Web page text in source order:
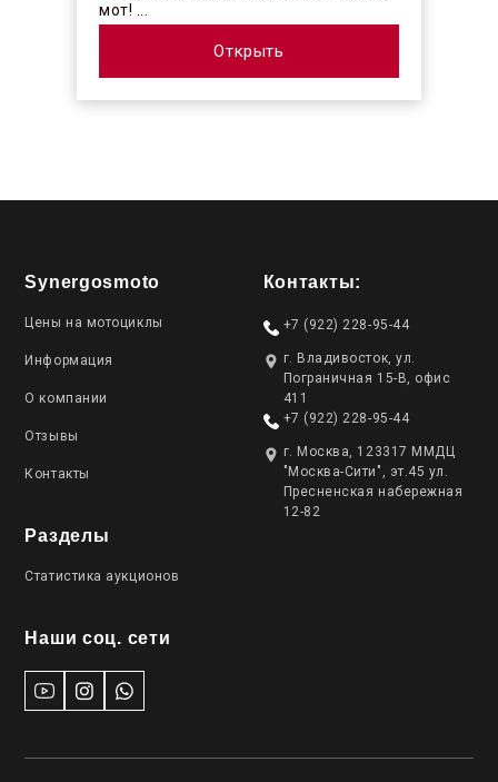
мот! ...
Открыть
Synergosmoto
Цены на мотоциклы
Информация
О компании
Отзывы
Контакты
Разделы
Статистика аукционов
Наши соц. сети
Контакты:
+7 (922) 228-95-44
г. Владивосток, ул.
Пограничная 15-В, офис
411
+7 (922) 228-95-44
г. Москва, 123317 ММДЦ
"Москва-Сити", эт.45 ул.
Пресненская набережная
12-82